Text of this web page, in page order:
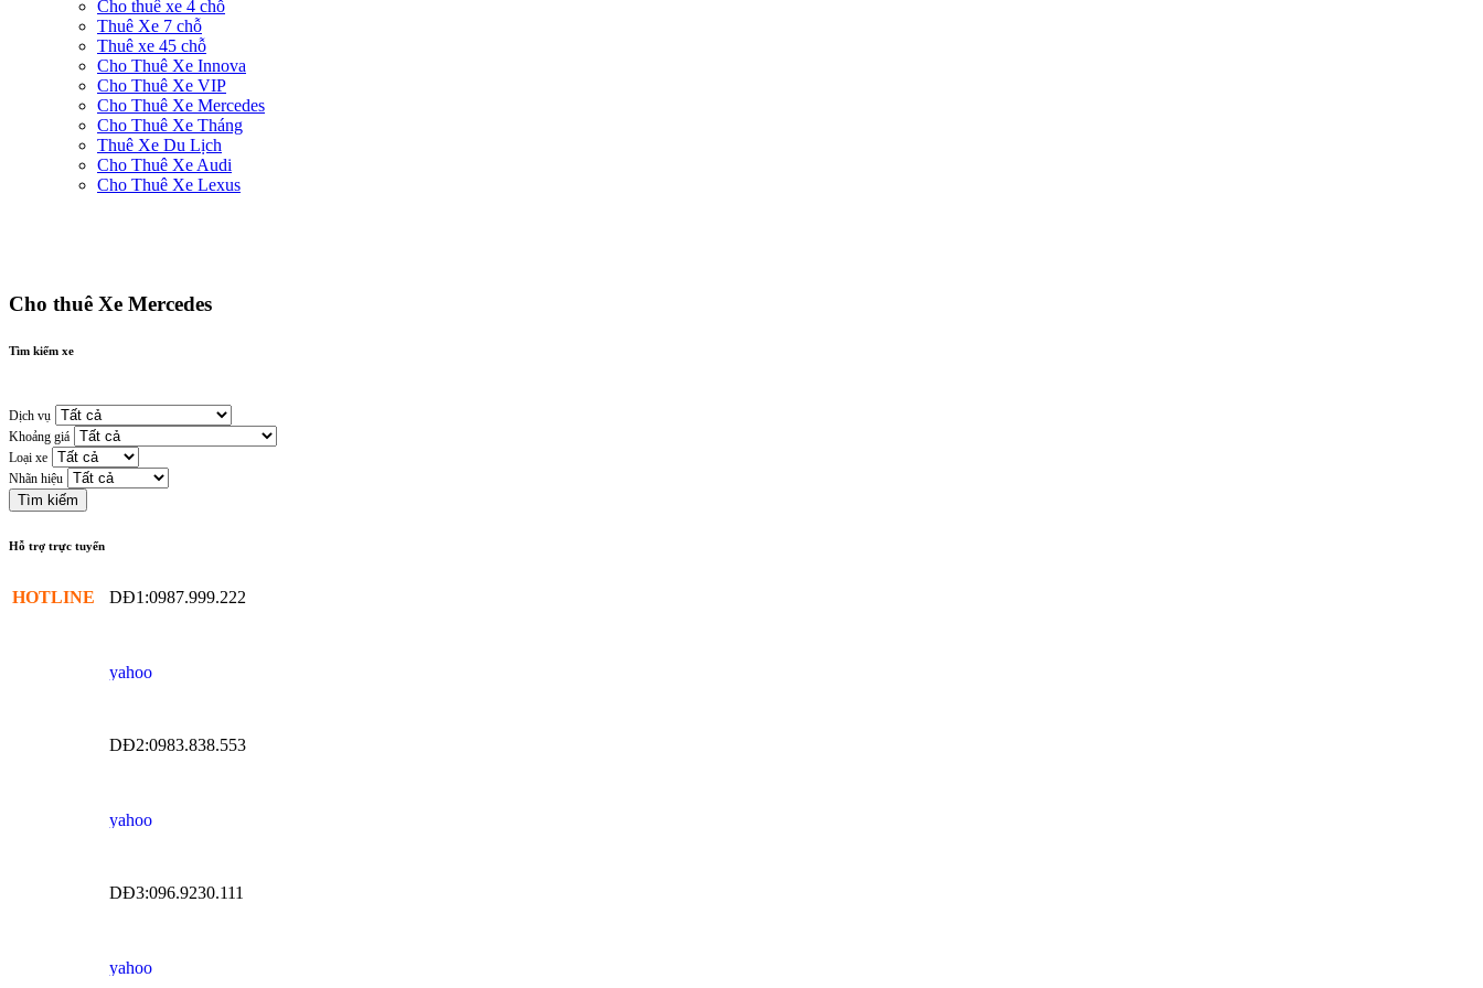
Cho thuê xe 4 chỗ
Thuê Xe 7 chỗ
Thuê xe 45 chỗ
Cho Thuê Xe Innova
Cho Thuê Xe VIP
Cho Thuê Xe Mercedes
Cho Thuê Xe Tháng
Thuê Xe Du Lịch
Cho Thuê Xe Audi
Cho Thuê Xe Lexus
Cho thuê Xe Mercedes
Tìm kiếm xe
Dịch vụ
Khoảng giá
Loại xe
Nhãn hiệu
Hỗ trợ trực tuyến
HOTLINE DĐ1:0987.999.222
DĐ2:0983.838.553
DĐ3:096.9230.111